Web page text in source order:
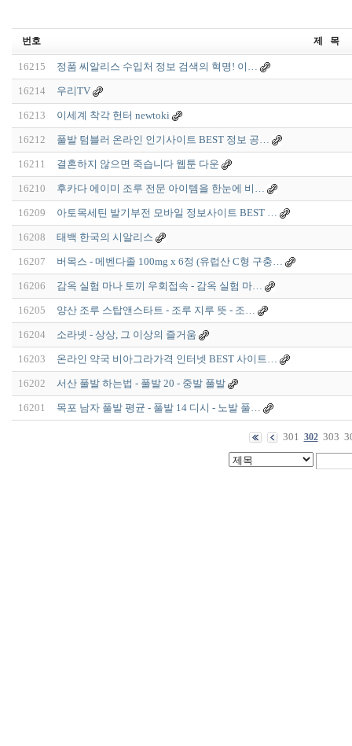
번호 제 목
16215 정품 씨알리스 수입처 정보 검색의 혁명! 이…
16214 우리TV
16213 이세계 착각 헌터 newtoki
16212 풀발 텀블러 온라인 인기사이트 BEST 정보 공…
16211 결혼하지 않으면 죽습니다 웹툰 다운
16210 후카다 에이미 조루 전문 아이템을 한눈에 비…
16209 아토목세틴 발기부전 모바일 정보사이트 BEST …
16208 태백 한국의 시알리스
16207 버목스 - 메벤다졸 100mg x 6정 (유럽산 C형 구충…
16206 감옥 실험 마나 토끼 우회접속 - 감옥 실험 마…
16205 양산 조루 스탑앤스타트 - 조루 지루 뜻 - 조…
16204 소라넷 - 상상, 그 이상의 즐거움
16203 온라인 약국 비아그라가격 인터넷 BEST 사이트…
16202 서산 풀발 하는법 - 풀발 20 - 중발 풀발
16201 목포 남자 풀발 평균 - 풀발 14 디시 - 노발 풀…
301 302 303